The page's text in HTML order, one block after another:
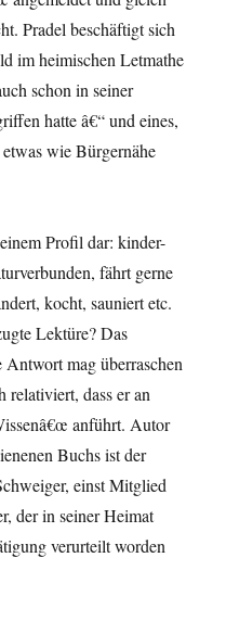
Pradel beschäftigt sich
im heimischen Letmathe
schon in seiner
hatte â€“ und eines,
wie Bürgernähe
Profil dar: kinder-
fährt gerne
kocht, sauniert etc.
Lektüre? Das
Antwort mag überraschen
relativiert, dass er an
anführt. Autor
Buchs ist der
einst Mitglied
der in seiner Heimat
verurteilt worden